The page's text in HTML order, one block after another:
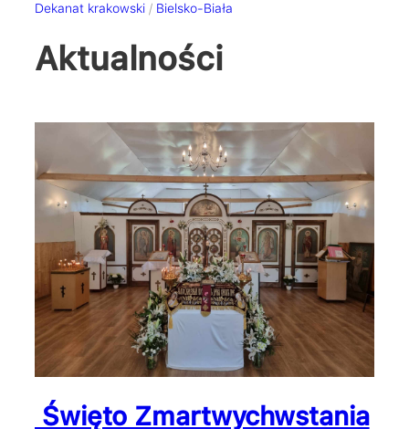
Dekanat krakowski / Bielsko-Biała
Aktualności
Święto Zmartwychwstania